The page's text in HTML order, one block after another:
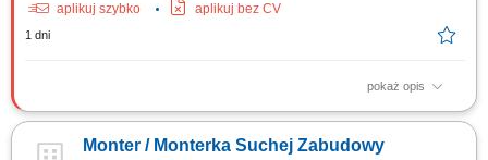
aplikuj szybko
aplikuj bez CV
1 dni
pokaż opis
Opis stanowiska Udział w realizacji robót bitumicznych przy budowie i
wykorzystywanego podczas prac asfaltowych. Współpraca z zespołem
Monter / Monterka Suchej Zabudowy